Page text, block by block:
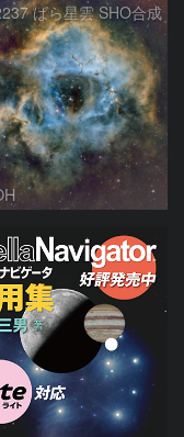
ばら星雲 SHO合成